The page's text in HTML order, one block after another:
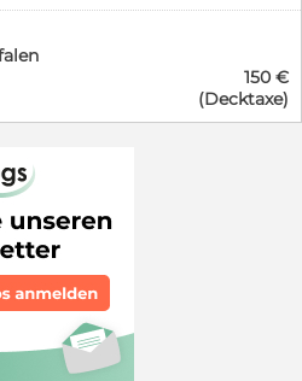
ZTP, Papieren und
-Laboklin XXL Paket
DNA-Profil ISAG 2020 -
Schatz dürfen gerne
werden. Er deckt nur
freie Hündinnen. Die
vor dem Deckakt
Wenn sich die Hündin
sollte ist als
50EUR fällig. Das
In der Regel erfolgt
nach dem ersten
mehrere Hündinnen von
150 €
(Decktaxe)